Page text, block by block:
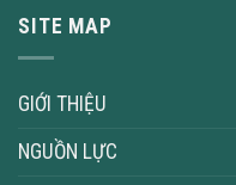
SITE MAP
GIỚI THIỆU
NGUỒN LỰC